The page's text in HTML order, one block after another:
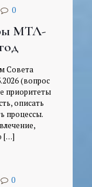
0
МТЛ-
Совета
(вопрос
приоритеты
описать
процессы.
[…]
0